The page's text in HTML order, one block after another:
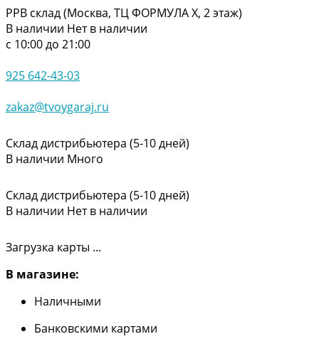
РРВ склад (Москва, ТЦ ФОРМУЛА Х, 2 этаж)
В наличии Нет в наличии
с 10:00 до 21:00
925 642-43-03
zakaz@tvoygaraj.ru
Склад дистрибьютера (5-10 дней)
В наличии Много
Склад дистрибьютера (5-10 дней)
В наличии Нет в наличии
Загрузка карты ...
В магазине:
Наличными
Банковскими картами